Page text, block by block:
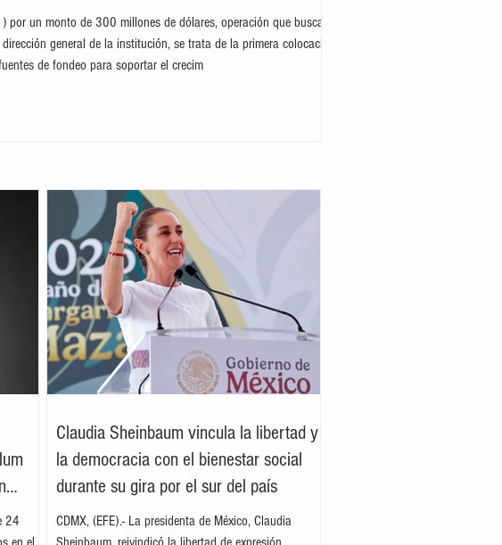
por un monto de 300 millones de dólares, operación que busca
general de la institución, se trata de la primera colocación
de fondeo para soportar el crecim
24
Claudia Sheinbaum vincula la libertad y
la democracia con el bienestar social
durante su gira por el sur del país
CDMX, (EFE).- La presidenta de México, Claudia